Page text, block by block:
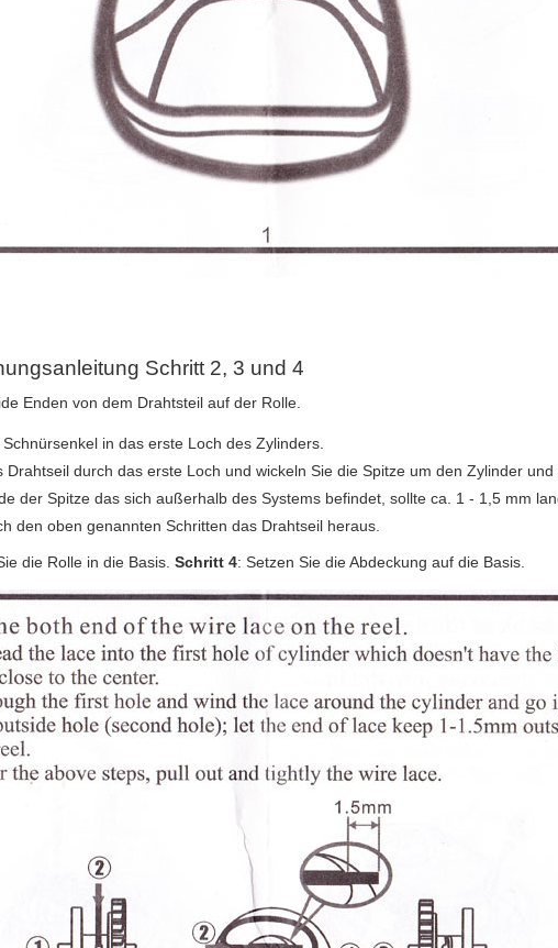
Schritt 2, 3 und 4
Enden von dem Drahtsteil auf der Rolle.
in das erste Loch des Zylinders.
Drahtseil durch das erste Loch und wickeln Sie die Spitze um den Zylinder
der Spitze das sich außerhalb des Systems befindet, sollte ca. 1 - 1,5 mm
den oben genannten Schritten das Drahtseil heraus.
die Rolle in die Basis. Schritt 4: Setzen Sie die Abdeckung auf die Basis.